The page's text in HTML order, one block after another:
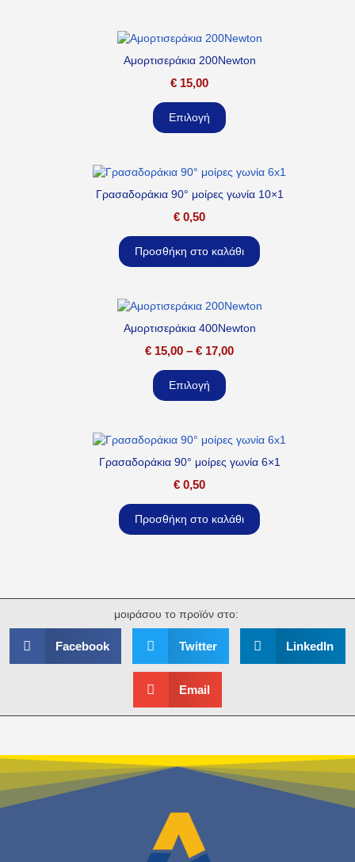
Αμορτισεράκια 200Newton
€ 15,00
Επιλογή
Γρασαδοράκια 90° μοίρες γωνία 10×1
€ 0,50
Προσθήκη στο καλάθι
Αμορτισεράκια 400Newton
€ 15,00 – € 17,00
Επιλογή
Γρασαδοράκια 90° μοίρες γωνία 6×1
€ 0,50
Προσθήκη στο καλάθι
μοιράσου το προϊόν στο:
Facebook Twitter LinkedIn
Email